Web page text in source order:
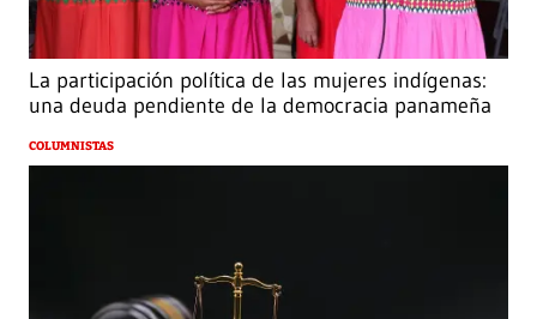
La participación política de las mujeres indígenas:
una deuda pendiente de la democracia panameña
COLUMNISTAS